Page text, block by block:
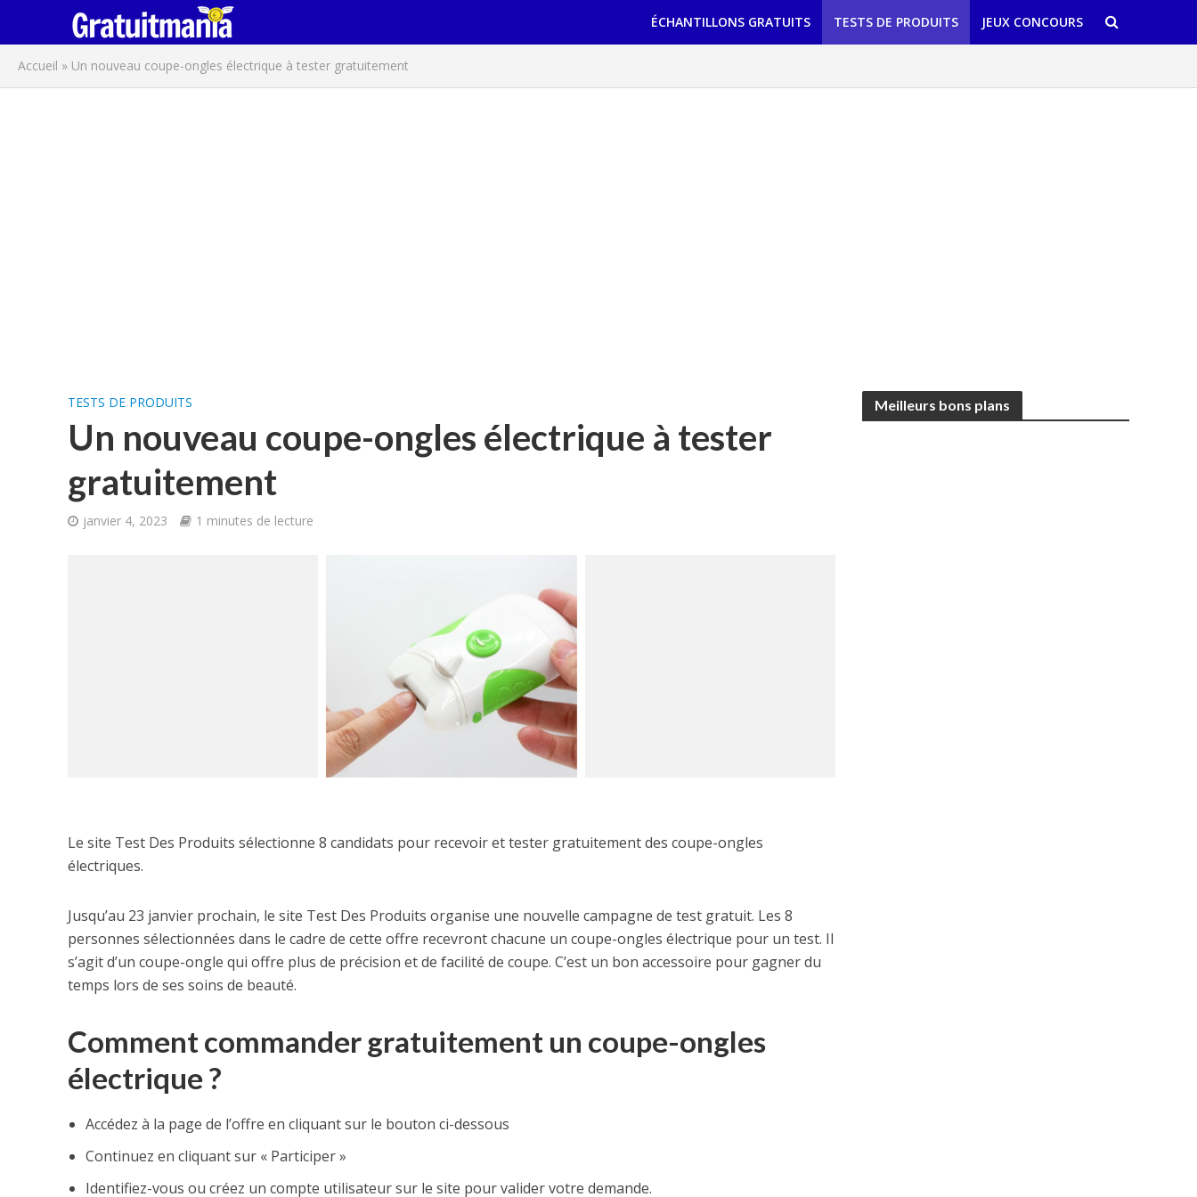
ÉCHANTILLONS GRATUITS TESTS DE PRODUITS JEUX CONCOURS
Accueil » Un nouveau coupe-ongles électrique à tester gratuitement
TESTS DE PRODUITS
Un nouveau coupe-ongles électrique à tester
gratuitement
janvier 4, 2023 1 minutes de lecture
Le site Test Des Produits sélectionne 8 candidats pour recevoir et tester gratuitement des coupe-ongles
électriques.
Jusqu’au 23 janvier prochain, le site Test Des Produits organise une nouvelle campagne de test gratuit. Les 8
personnes sélectionnées dans le cadre de cette offre recevront chacune un coupe-ongles électrique pour un test. Il
s’agit d’un coupe-ongle qui offre plus de précision et de facilité de coupe. C’est un bon accessoire pour gagner du
temps lors de ses soins de beauté.
Comment commander gratuitement un coupe-ongles
électrique ?
Accédez à la page de l’offre en cliquant sur le bouton ci-dessous
Continuez en cliquant sur « Participer »
Identifiez-vous ou créez un compte utilisateur sur le site pour valider votre demande.
Meilleurs bons plans